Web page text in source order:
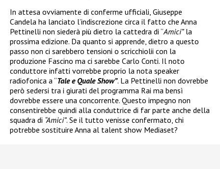
In attesa ovviamente di conferme ufficiali, Giuseppe
Candela ha lanciato l’indiscrezione circa il fatto che Anna
Pettinelli non siederà più dietro la cattedra di “Amici”la
prossima edizione. Da quanto si apprende, dietro a questo
passo non ci sarebbero tensioni o scricchiolii con la
produzione Fascino ma ci sarebbe Carlo Conti. Il noto
conduttore infatti vorrebbe proprio la nota speaker
radiofonica a “Tale e Quale Show”. La Pettinelli non dovrebbe
però sedersi tra i giurati del programma Rai ma bensì
dovrebbe essere una concorrente. Questo impegno non
consentirebbe quindi alla conduttrice di far parte anche della
squadra di “Amici”. Se il tutto venisse confermato, chi
potrebbe sostituire Anna al talent show Mediaset?